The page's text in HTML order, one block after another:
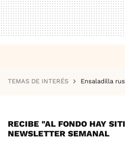
TEMAS DE INTERÉS Ensaladilla
RECIBE "AL FONDO HAY
NEWSLETTER SEMANAL